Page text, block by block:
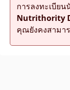
การลงทะเบีย
Nutrithority
คุณยังคงสามา